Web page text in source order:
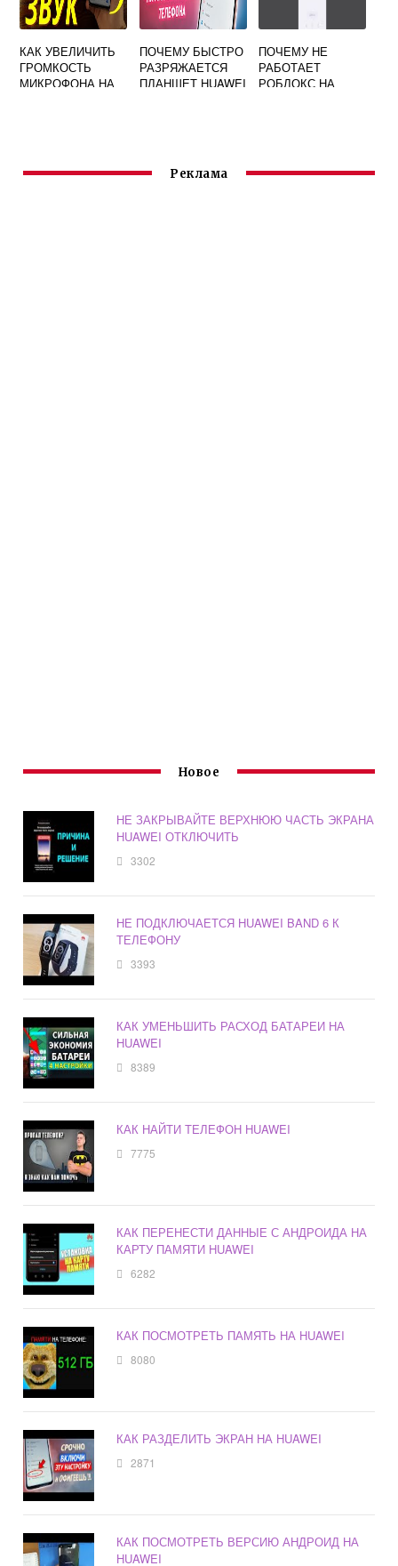
КАК УВЕЛИЧИТЬ
ГРОМКОСТЬ
МИКРОФОНА НА
ПОЧЕМУ БЫСТРО
РАЗРЯЖАЕТСЯ
ПЛАНШЕТ HUAWEI
ПОЧЕМУ НЕ
РАБОТАЕТ
РОБЛОКС НА
Реклама
Новое
НЕ ЗАКРЫВАЙТЕ ВЕРХНЮЮ ЧАСТЬ ЭКРАНА
HUAWEI ОТКЛЮЧИТЬ
3302
НЕ ПОДКЛЮЧАЕТСЯ HUAWEI BAND 6 К
ТЕЛЕФОНУ
3393
КАК УМЕНЬШИТЬ РАСХОД БАТАРЕИ НА
HUAWEI
8389
КАК НАЙТИ ТЕЛЕФОН HUAWEI
7775
КАК ПЕРЕНЕСТИ ДАННЫЕ С АНДРОИДА НА
КАРТУ ПАМЯТИ HUAWEI
6282
КАК ПОСМОТРЕТЬ ПАМЯТЬ НА HUAWEI
8080
КАК РАЗДЕЛИТЬ ЭКРАН НА HUAWEI
2871
КАК ПОСМОТРЕТЬ ВЕРСИЮ АНДРОИД НА
HUAWEI